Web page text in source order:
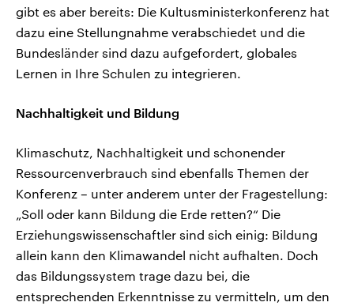
gibt es aber bereits: Die Kultusministerkonferenz hat
dazu eine Stellungnahme verabschiedet und die
Bundesländer sind dazu aufgefordert, globales
Lernen in Ihre Schulen zu integrieren.
Nachhaltigkeit und Bildung
Klimaschutz, Nachhaltigkeit und schonender
Ressourcenverbrauch sind ebenfalls Themen der
Konferenz – unter anderem unter der Fragestellung:
„Soll oder kann Bildung die Erde retten?“ Die
Erziehungswissenschaftler sind sich einig: Bildung
allein kann den Klimawandel nicht aufhalten. Doch
das Bildungssystem trage dazu bei, die
entsprechenden Erkenntnisse zu vermitteln, um den